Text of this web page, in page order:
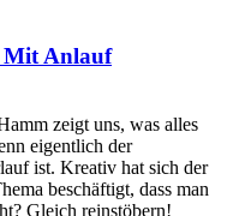
Mit Anlauf
zeigt uns, was alles
eigentlich der
ist. Kreativ hat sich der
beschäftigt, dass man
Gleich reinstöbern!